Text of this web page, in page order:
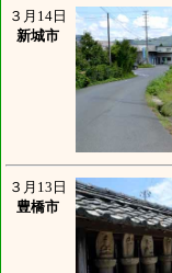
３月14日
新城市
３月13日
豊橋市